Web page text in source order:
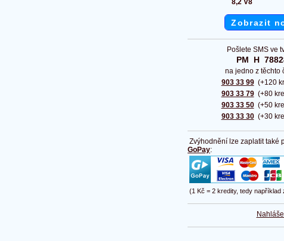
8,2 V8
Zobrazit
Pošlete SMS ve
PM  H
na jedno z těchto
903 33 99
903 33 79
903 33 50
903 33 30
(+120
(+80
(+50
(+30
Zvýhodnění lze zaplatit také
GoPay:
(1 Kč = 2 kredity, tedy